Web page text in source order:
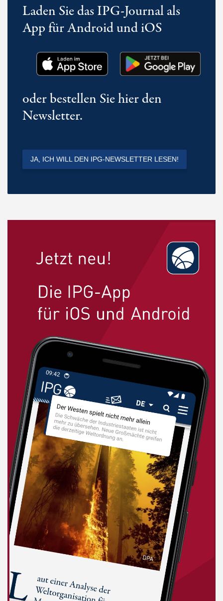
Laden Sie das IPG-Journal als
App für Android und iOS
oder bestellen Sie hier den
Newsletter.
JA, ICH WILL DEN IPG-NEWSLETTER LESEN!